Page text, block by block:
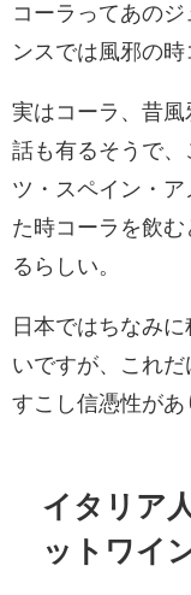
コーラってあの
ンスでは風邪の時
実はコーラ、昔風
話も有るそうで
ツ・スペイン・
た時コーラを飲
るらしい。
日本ではちなみ
いですが、これ
すこし信憑性があ
イタリア
ットワイ